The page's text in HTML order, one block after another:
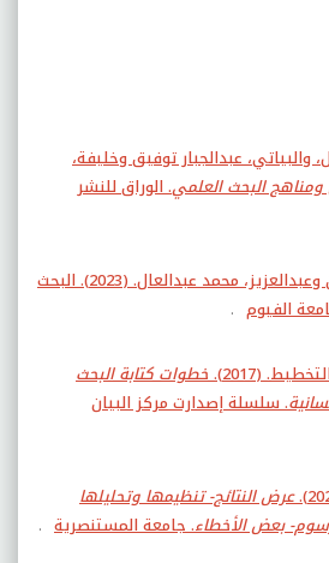
والبياتي، عبدالجبار توفيق وخليفة،
البحث العلمي. الوراق للنشر
عبدالعزيز، سلوى رمضان وعبدالعزيز، محمد عبدالعال. (2023). البحث
الفيوم .
(2017).
خطوات كتابة البحث
. سلسلة إصدارت مركز البيان
عرض النتائج- تنظيمها وتحليلها
بعض الأخطاء. جامعة المستنصرية .